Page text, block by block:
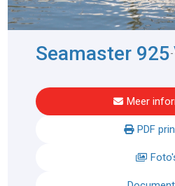
Seamaster 925-
Meer
PDF